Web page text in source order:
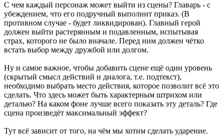
С чем каждый персонаж может выйти из сцены? Главарь - с
убеждением, что его подручный выполнит приказ. (В
противном случае - будет ликвидирован). Главный герой
должен выйти растерянным и подавленным, испытывая
страх, которого не было вначале. Перед ним должен чётко
встать выбор между дружбой или долгом.
Ну и самое важное, чтобы добавить сцене ещё один уровень
(скрытый смысл действий и диалога, т.е. подтекст),
необходимо выбрать место действия, которое позволит всё это
сделать. Что здесь может быть характерным штрихом или
деталью? На каком фоне лучше всего показать эту деталь? Где
сцена произведёт максимальный эффект?
Тут всё зависит от того, на чём мы хотим сделать ударение.